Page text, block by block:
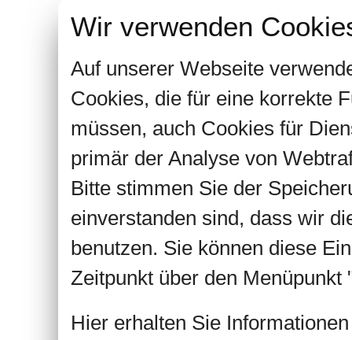
Wir verwenden
Auf unserer Webseite
Cookies, die für eine korrekte
müssen, auch Cookies für
primär der Analyse von
Bitte stimmen Sie der
einverstanden sind, dass wir
benutzen. Sie können diese
Zeitpunkt über den Menüpunkt
Hier erhalten Sie